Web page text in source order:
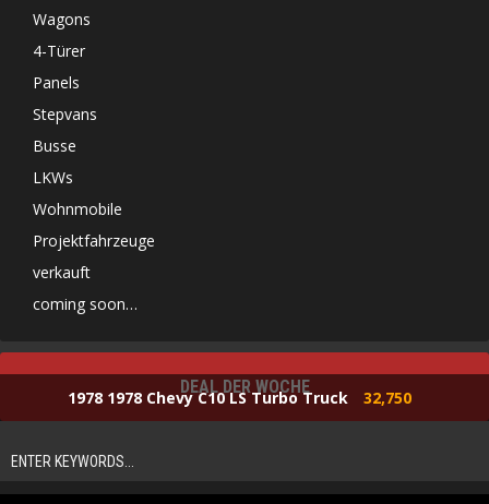
Wagons
4-Türer
Panels
Stepvans
Busse
LKWs
Wohnmobile
Projektfahrzeuge
verkauft
coming soon…
DEAL DER WOCHE
1978 1978 Chevy C10 LS Turbo Truck 32,750